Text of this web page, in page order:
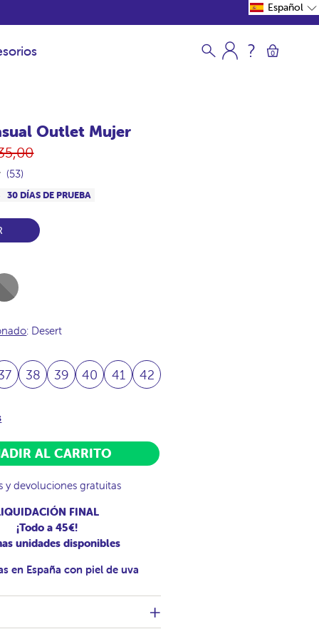
0
Outlet Mujer
(53)
30 DÍAS DE PRUEBA
: Desert
38 39 40 41 42
AL CARRITO
y devoluciones gratuitas
FINAL
¡Todo a 45€!
unidades disponibles
en España con piel de uva
Español